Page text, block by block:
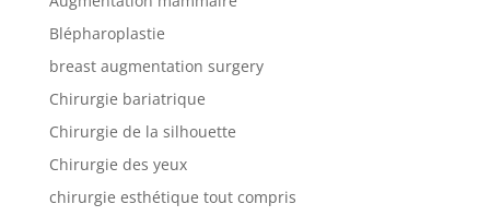
Obésité
Nos
chirurgiens
FAQ
Blépharoplastie
breast augmentation surgery
Chirurgie bariatrique
Chirurgie de la silhouette
Chirurgie des yeux
chirurgie esthétique tout compris